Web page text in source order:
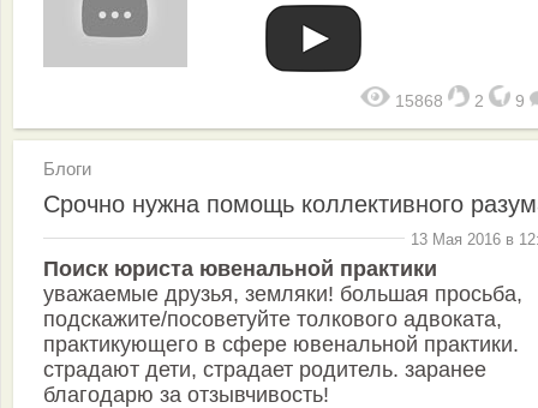
15868 2 9
Блоги
Срочно нужна помощь коллективного
13 Мая 2016 в
Поиск юриста ювенальной практики
уважаемые друзья, земляки! большая просьба,
подскажите/посоветуйте толкового адвоката,
практикующего в сфере ювенальной практики.
страдают дети, страдает родитель. заранее
благодарю за отзывчивость!